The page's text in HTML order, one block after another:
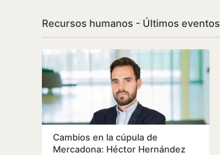
Recursos humanos - Últimos eventos
Cambios en la cúpula de
Mercadona: Héctor Hernández